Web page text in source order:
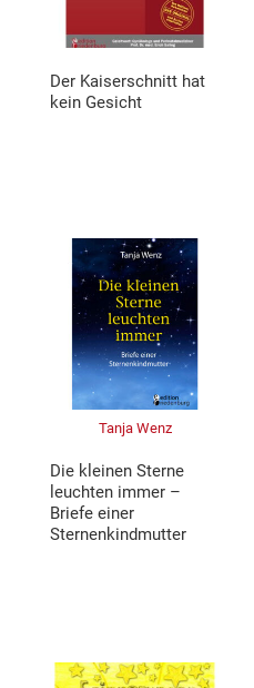
Der Kaiserschnitt hat
kein Gesicht
Tanja Wenz
Die kleinen Sterne
leuchten immer –
Briefe einer
Sternenkindmutter